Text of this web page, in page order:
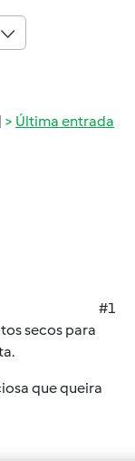
Última entrada
#1
secos para
que queira